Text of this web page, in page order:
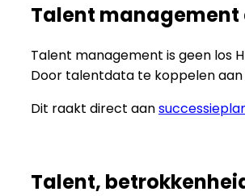
Talent
Talent management is geen los
Door talentdata te koppelen
Dit raakt direct aan
Talent,